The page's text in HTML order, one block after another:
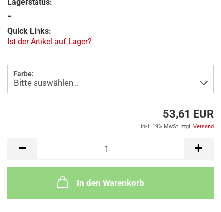
Lagerstatus:
-
Quick Links:
Ist der Artikel auf Lager?
Farbe:
53,61 EUR
inkl. 19% MwSt. zzgl. Versand
In den Warenkorb